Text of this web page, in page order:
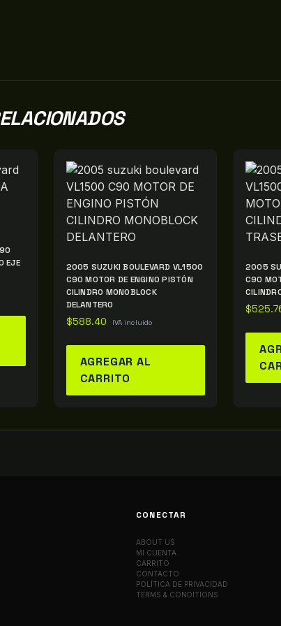
EJE
2005 SUZUKI BOULEVARD VL1500
C90 MOTOR DE ENGINO PISTÓN
CILINDRO MONOBLOCK
DELANTERO
$588.40 IVA incluido
AGREGAR AL
CARRITO
2005
C90
$
CONECTAR
ABOUT US
MI CUENTA
CARRITO
CONTACTO
POLÍTICA DE PRIVACIDAD
TERMS & CONDITIONS